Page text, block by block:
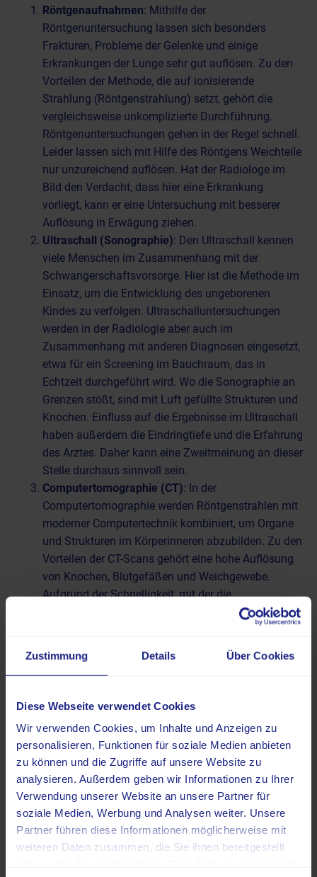
Zustimmung Details Über Cookies
Diese Webseite verwendet Cookies
Wir verwenden Cookies, um Inhalte und Anzeigen zu
personalisieren, Funktionen für soziale Medien anbieten
zu können und die Zugriffe auf unsere Website zu
analysieren. Außerdem geben wir Informationen zu Ihrer
Verwendung unserer Website an unsere Partner für
soziale Medien, Werbung und Analysen weiter. Unsere
Partner führen diese Informationen möglicherweise mit
weiteren Daten zusammen, die Sie ihnen bereitgestellt
Röntgenaufnahmen: Mithilfe der
Röntgenuntersuchung lassen sich besonders
Frakturen, Probleme der Gelenke und einige
Erkrankungen der Lunge sehr gut auflösen. Zu den
Vorteilen der Methode, die auf ionisierende
Strahlung (Röntgenstrahlung) setzt, gehört die
vergleichsweise unkomplizierte Durchführung.
Röntgenuntersuchungen gehen in der Regel schnell.
Leider lassen sich mit Hilfe des Röntgens Weichteile
nur unzureichend auflösen. Hat der Radiologe im
Bild den Verdacht, dass hier eine Erkrankung
vorliegt, kann er eine Untersuchung mit besserer
Auflösung in Erwägung ziehen.
Ultraschall (Sonographie): Den Ultraschall kennen
viele Menschen im Zusammenhang mit der
Schwangerschaftsvorsorge. Hier ist die Methode im
Einsatz, um die Entwicklung des ungeborenen
Kindes zu verfolgen. Ultraschalluntersuchungen
werden in der Radiologie aber auch im
Zusammenhang mit anderen Diagnosen eingesetzt,
etwa für ein Screening im Bauchraum, das in
Echtzeit durchgeführt wird. Wo die Sonographie an
Grenzen stößt, sind mit Luft gefüllte Strukturen und
Knochen. Einfluss auf die Ergebnisse im Ultraschall
haben außerdem die Eindringtiefe und die Erfahrung
des Arztes. Daher kann eine Zweitmeinung an dieser
Stelle durchaus sinnvoll sein.
Computertomographie (CT): In der
Computertomographie werden Röntgenstrahlen mit
moderner Computertechnik kombiniert, um Organe
und Strukturen im Körperinneren abzubilden. Zu den
Vorteilen der CT-Scans gehört eine hohe Auflösung
von Knochen, Blutgefäßen und Weichgewebe.
Aufgrund der Schnelligkeit, mit der die
eignet sich
das CT beispielsweise für eine schnelle Diagnose
. Aufgrund der guten Auflösung
kann das CT eine Untersuchungsmöglichkeit für
Magnetresonanztomographie
Strahlung. Stattdessen setzt die Methode auf
Magnetfelder. Damit werden Wasserstoffprotonen
beeinflusst, deren Wiederausrichtung im MRT
gemessen wird. Je nach Erkrankung zeichnen sich
die T1- und T2-Relaxation unterschiedlich ab.
Benutzt wird das MRT für sehr hochauflösende
Bilder – etwa im Kopfbereich oder bei einer